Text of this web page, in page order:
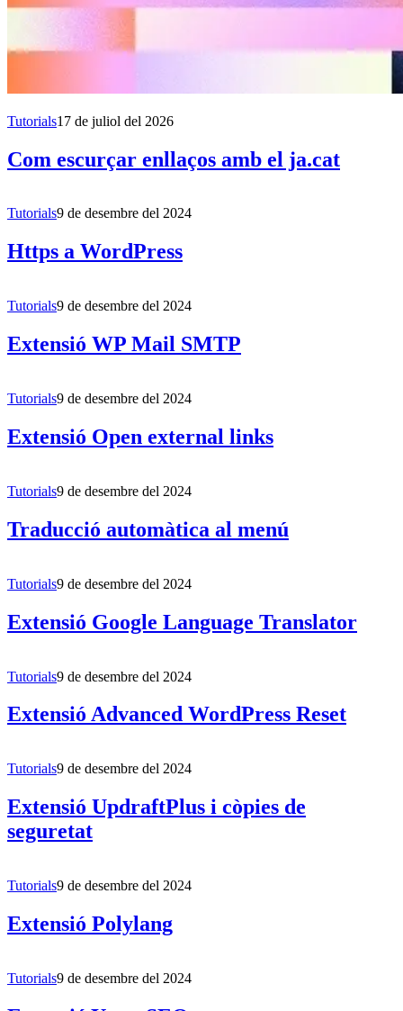
Tutorials17 de juliol del 2026
Com escurçar enllaços amb el ja.cat
Tutorials9 de desembre del 2024
Https a WordPress
Tutorials9 de desembre del 2024
Extensió WP Mail SMTP
Tutorials9 de desembre del 2024
Extensió Open external links
Tutorials9 de desembre del 2024
Traducció automàtica al menú
Tutorials9 de desembre del 2024
Extensió Google Language Translator
Tutorials9 de desembre del 2024
Extensió Advanced WordPress Reset
Tutorials9 de desembre del 2024
Extensió UpdraftPlus i còpies de
seguretat
Tutorials9 de desembre del 2024
Extensió Polylang
Tutorials9 de desembre del 2024